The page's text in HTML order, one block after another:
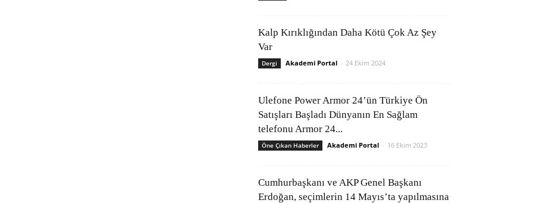
Kalp Kırıklığından Daha Kötü Çok Az Şey
Var
Dergi Akademi Portal - 24 Ekim 2024
Ulefone Power Armor 24’ün Türkiye Ön
Satışları Başladı Dünyanın En Sağlam
telefonu Armor 24...
Öne Çıkan Haberler Akademi Portal - 16 Ekim 2023
Cumhurbaşkanı ve AKP Genel Başkanı
Erdoğan, seçimlerin 14 Mayıs’ta yapılmasına